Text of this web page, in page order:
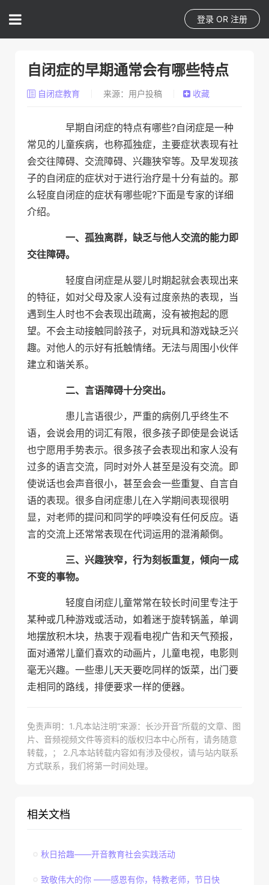
登录 OR 注册
自闭症的早期通常会有哪些特点
自闭症教育 来源：用户投稿 收藏
早期自闭症的特点有哪些?自闭症是一种
常见的儿童疾病，也称孤独症，主要症状表现有社
会交往障碍、交流障碍、兴趣狭窄等。及早发现孩
子的自闭症的症状对于进行治疗是十分有益的。那
么轻度自闭症的症状有哪些呢?下面是专家的详细
介绍。
一、孤独离群，缺乏与他人交流的能力即
交往障碍。
轻度自闭症是从婴儿时期起就会表现出来
的特征，如对父母及家人没有过度亲热的表现，当
遇到生人时也不会表现出疏离，没有被抱起的愿
望。不会主动接触同龄孩子，对玩具和游戏缺乏兴
趣。对他人的示好有抵触情绪。无法与周围小伙伴
建立和谐关系。
二、言语障碍十分突出。
患儿言语很少，严重的病例几乎终生不
语，会说会用的词汇有限，很多孩子即使是会说话
也宁愿用手势表示。很多孩子会表现出和家人没有
过多的语言交流，同时对外人甚至是没有交流。即
使说话也会声音很小，甚至会会一些重复、自言自
语的表现。很多自闭症患儿在入学期间表现很明
显，对老师的提问和同学的呼唤没有任何反应。语
言的交流上还常常表现在代词运用的混淆颠倒。
三、兴趣狭窄，行为刻板重复，倾向一成
不变的事物。
轻度自闭症儿童常常在较长时间里专注于
某种或几种游戏或活动，如着迷于旋转锅盖，单调
地摆放积木块，热衷于观看电视广告和天气预报，
面对通常儿童们喜欢的动画片，儿童电视，电影则
毫无兴趣。一些患儿天天要吃同样的饭菜，出门要
走相同的路线，排便要求一样的便器。
免责声明：1.凡本站注明“来源：长沙开音”所载的文章、图
片、音频视频文件等资料的版权归本中心所有，请务随意
转载，； 2.凡本站转载内容如有涉及侵权，请与站内联系
方式联系，我们将第一时间处理。
相关文档
秋日拾趣——开音教育社会实践活动
致敬伟大的你 ——感恩有你，特教老师，节日快